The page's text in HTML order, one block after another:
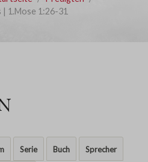
| 1.Mose 1:26-31
Serie Buch Sprecher